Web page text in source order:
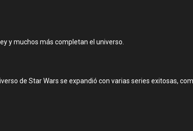
y muchos más completan el universo.
de Star Wars se expandió con varias series exitosas,